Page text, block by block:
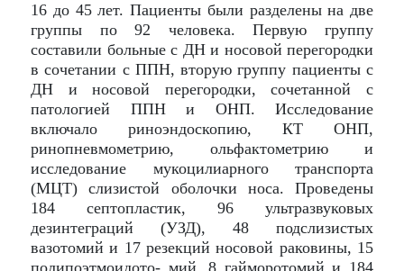
16 до 45 лет. Пациенты были разделены на две
группы по 92 человека. Первую группу
составили больные с ДН и носовой перегородки
в сочетании с ППН, вторую группу пациенты с
ДН и носовой перегородки, сочетанной с
патологией ППН и ОНП. Исследование
включало риноэндоскопию, КТ ОНП,
ринопневмометрию, ольфактометрию и
исследование мукоцилиарного транспорта
(МЦТ) слизистой оболочки носа. Проведены
184 септопластик, 96 ультразвуковых
дезинтеграций (УЗД), 48 подслизистых
вазотомий и 17 резекций носовой раковины, 15
полипоэтмоидото- мий, 8 гайморотомий и 184